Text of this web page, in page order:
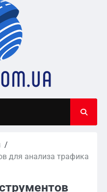
для анализа трафика